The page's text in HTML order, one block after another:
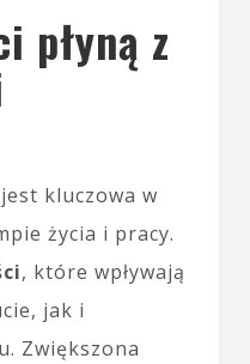
płyną z
kluczowa w
życia i pracy.
, które wpływają
jak i
Zwiększona